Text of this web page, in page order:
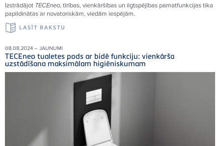
Izstrādājot TECEneo, tīrības, vienkāršības un ilgtspējības pamatfunkcijas tika
papildinātas ar novatoriskām, viedām iespējām.
LASĪT RAKSTU
08.08.2024 – JAUNUMI
TECEneo tualetes pods ar bidē funkciju: vienkārša
uzstādīšana maksimālam higiēniskumam